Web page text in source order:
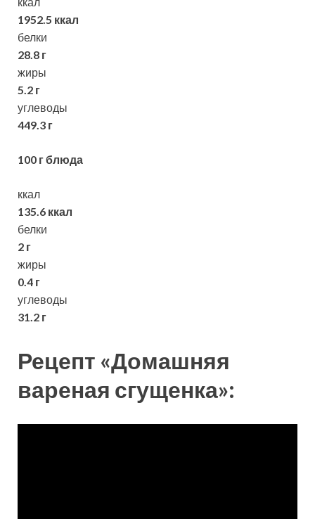
1952.5 ккал
белки
28.8 г
жиры
5.2 г
углеводы
449.3 г
100 г блюда
ккал
135.6 ккал
белки
2 г
жиры
0.4 г
углеводы
31.2 г
Рецепт «Домашняя
вареная сгущенка»: